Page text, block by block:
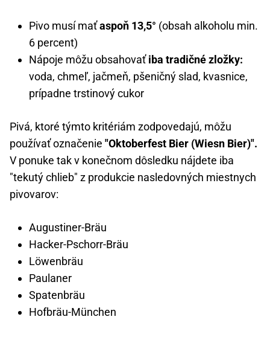
Pivo musí maťaspoň 13,5° (obsah alkoholu min.
6 percent)
Nápoje môžu obsahovaťiba tradičné zložky:
voda, chmeľ, jačmeň, pšeničný slad, kvasnice,
prípadne trstinový cukor
Pivá, ktoré týmto kritériám zodpovedajú, môžu
používať označenie "Oktoberfest Bier (Wiesn Bier)".
V ponuke tak v konečnom dôsledku nájdete iba
"tekutý chlieb" z produkcie nasledovných miestnych
pivovarov:
Augustiner-Bräu
Hacker-Pschorr-Bräu
Löwenbräu
Paulaner
Spatenbräu
Hofbräu-München